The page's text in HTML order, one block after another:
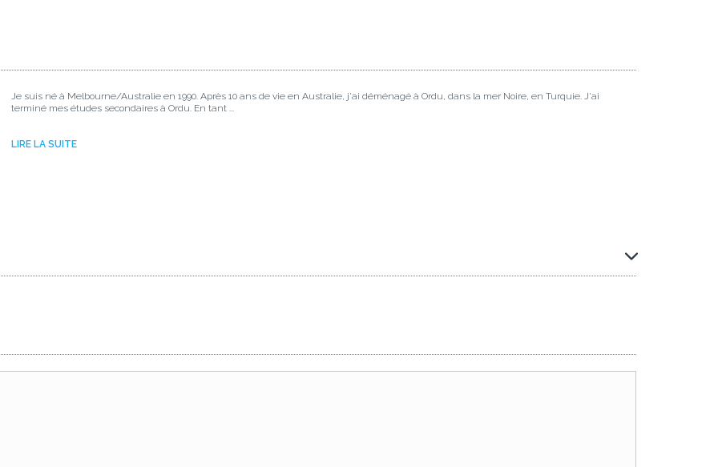
Je suis né à Melbourne/Australie en 1990. Après 10 ans de vie en Australie, j'ai déménagé à Ordu, dans la mer Noire, en Turquie. J'ai
terminé mes études secondaires à Ordu. En tant ...
LIRE LA SUITE